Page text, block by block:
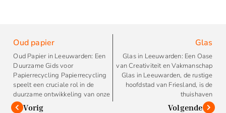
Oud papier
Oud Papier in Leeuwarden: Een
Duurzame Gids voor
Papierrecycling Papierrecycling
speelt een cruciale rol in de
duurzame ontwikkeling van onze
Vorig
Glas
Glas in Leeuwarden: Een Oase
van Creativiteit en Vakmanschap
Glas in Leeuwarden, de rustige
hoofdstad van Friesland, is de
thuishaven
Volgende